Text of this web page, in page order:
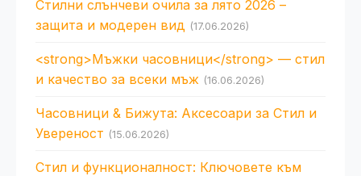
Стилни слънчеви очила за лято 2026 –
защита и модерен вид (17.06.2026)
<strong>Мъжки часовници</strong> — стил
и качество за всеки мъж (16.06.2026)
Часовници & Бижута: Аксесоари за Стил и
Увереност (15.06.2026)
Стил и функционалност: Ключовете към